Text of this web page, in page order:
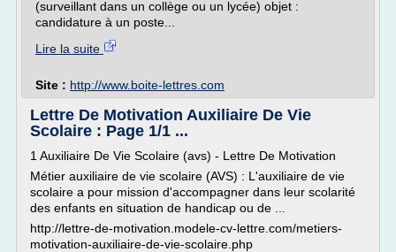
(surveillant dans un collège ou un lycée) objet :
candidature à un poste...
Lire la suite
Site : http://www.boite-lettres.com
Lettre De Motivation Auxiliaire De Vie
Scolaire : Page 1/1 ...
1 Auxiliaire De Vie Scolaire (avs) - Lettre De Motivation
Métier auxiliaire de vie scolaire (AVS) : L'auxiliaire de vie
scolaire a pour mission d'accompagner dans leur scolarité
des enfants en situation de handicap ou de ...
http://lettre-de-motivation.modele-cv-lettre.com/metiers-
motivation-auxiliaire-de-vie-scolaire.php